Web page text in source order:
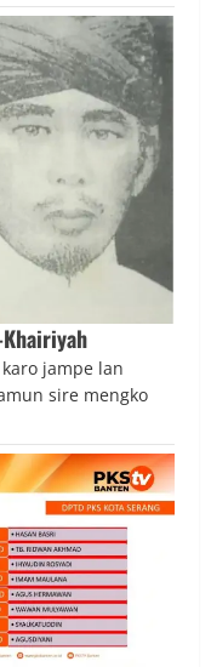
jampe lan
sire mengko